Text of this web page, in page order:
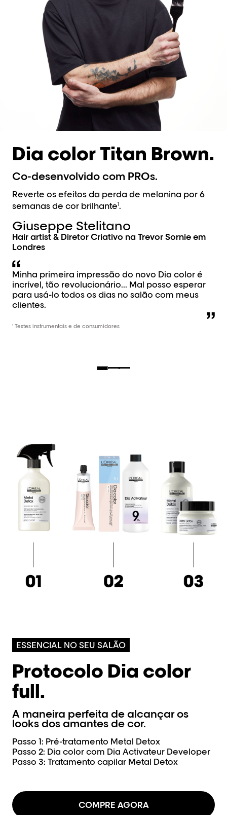
Dia color Titan Brown.
Co-desenvolvido com PROs.
Reverte os efeitos da perda de melanina por 6
semanas de cor brilhante1 .
Giuseppe Stelitano
Hair artist & Diretor Criativo na Trevor Sornie em
Londres
Minha primeira impressão do novo Dia color é
incrível, tão revolucionário... Mal posso esperar
para usá-lo todos os dias no salão com meus
clientes.
1 Testes instrumentais e de consumidores
ESSENCIAL NO SEU SALÃO
Protocolo Dia color
full.
A maneira perfeita de alcançar os
looks dos amantes de cor.
Passo 1: Pré-tratamento Metal Detox
Passo 2: Dia color com Dia Activateur Developer
Passo 3: Tratamento capilar Metal Detox
COMPRE AGORA